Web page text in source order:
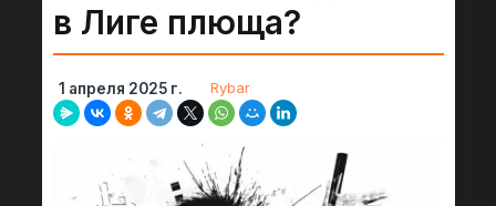
в Лиге плюща?
1 апреля 2025 г. Rybar